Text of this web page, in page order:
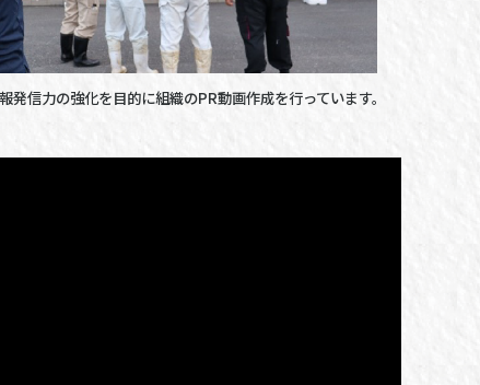
信力の強化を目的に組織のPR動画作成を行っています。